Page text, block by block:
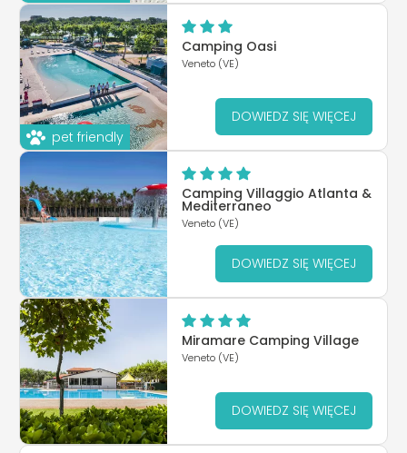
pet friendly
Camping Oasi
Veneto (VE)
DOWIEDZ SIĘ WIĘCEJ
Camping Villaggio Atlanta &
Mediterraneo
Veneto (VE)
DOWIEDZ SIĘ WIĘCEJ
Miramare Camping Village
Veneto (VE)
DOWIEDZ SIĘ WIĘCEJ